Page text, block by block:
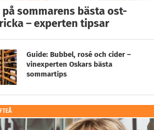
på sommarens bästa ost-
– experten tipsar
Guide: Bubbel, rosé och cider –
vinexperten Oskars bästa
sommartips